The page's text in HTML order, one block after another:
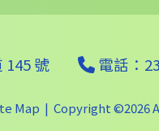
145 號 電話：
Map | Copyright ©2026